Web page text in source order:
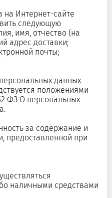
на Интернет-сайте
следующую
имя, отчество (на
адрес доставки;
почты;
данных
положениями
ФЗ О персональных
за содержание и
предоставленной при
наличными средствами